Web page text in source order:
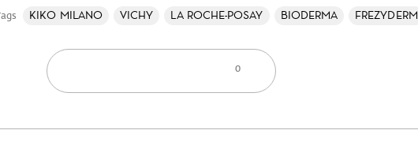
KIKO MILANO VICHY LA ROCHE-POSAY BIODERMA FREZYDERM
0